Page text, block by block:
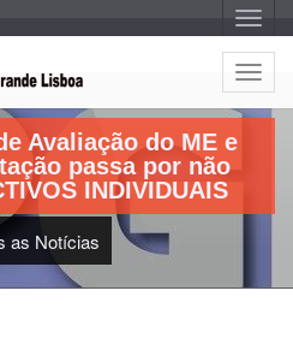
A
l
t
e
r
a
g
o
A
l
t
a
a
Avaliação do ME e
passa por não
INDIVIDUAIS
as Notícias